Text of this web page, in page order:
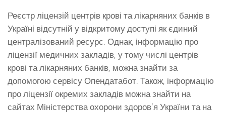
Реєстр ліцензій центрів крові та лікарняних банків в
Україні відсутній у відкритому доступі як єдиний
централізований ресурс. Однак, інформацію про
ліцензії медичних закладів, у тому числі центрів
крові та лікарняних банків, можна знайти за
допомогою сервісу Опендатабот. Також, інформацію
про ліцензії окремих закладів можна знайти на
сайтах Міністерства охорони здоров’я України та на